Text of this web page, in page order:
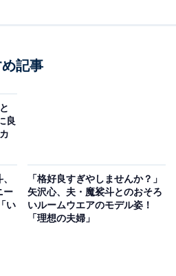
記事
良
ー
い
「格好良すぎやしませんか？」
矢沢心、夫・魔裟斗とのおそろ
いルームウエアのモデル姿！
「理想の夫婦」